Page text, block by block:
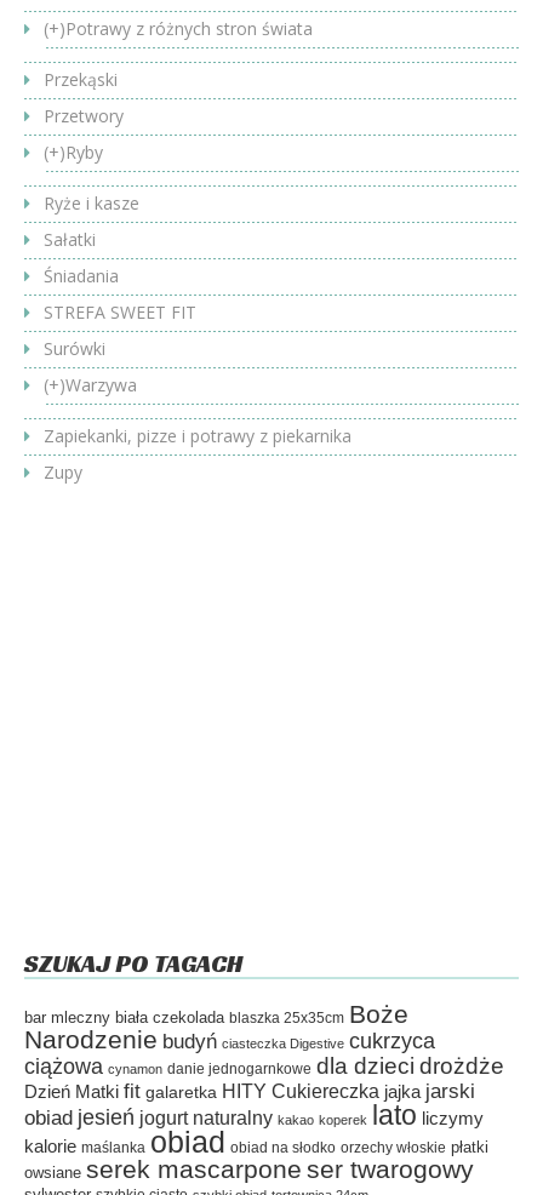
(+)Potrawy z różnych stron świata
Przekąski
Przetwory
(+)Ryby
Ryże i kasze
Sałatki
Śniadania
STREFA SWEET FIT
Surówki
(+)Warzywa
Zapiekanki, pizze i potrawy z piekarnika
Zupy
SZUKAJ PO TAGACH
bar mleczny biała czekolada blaszka 25x35cm Boże
Narodzenie budyń ciasteczka Digestive cukrzyca
ciążowa cynamon danie jednogarnkowe dla dzieci drożdże
Dzień Matki fit galaretka HITY Cukiereczka jajka jarski
obiad jesień jogurt naturalny kakao koperek lato liczymy
kalorie maślanka obiad obiad na słodko orzechy włoskie płatki
owsiane serek mascarpone ser twarogowy